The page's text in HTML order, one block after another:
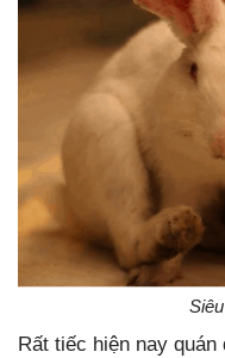
Rất tiếc hiện nay